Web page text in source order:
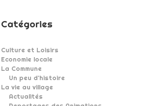
Catégories
Culture et Loisirs
Economie locale
La Commune
Un peu d'histoire
La vie au village
Actualités